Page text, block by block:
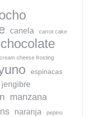
canela carrot cake
chocolate
cream cheese frosting
espinacas
jengibre
manzana
naranja pepino